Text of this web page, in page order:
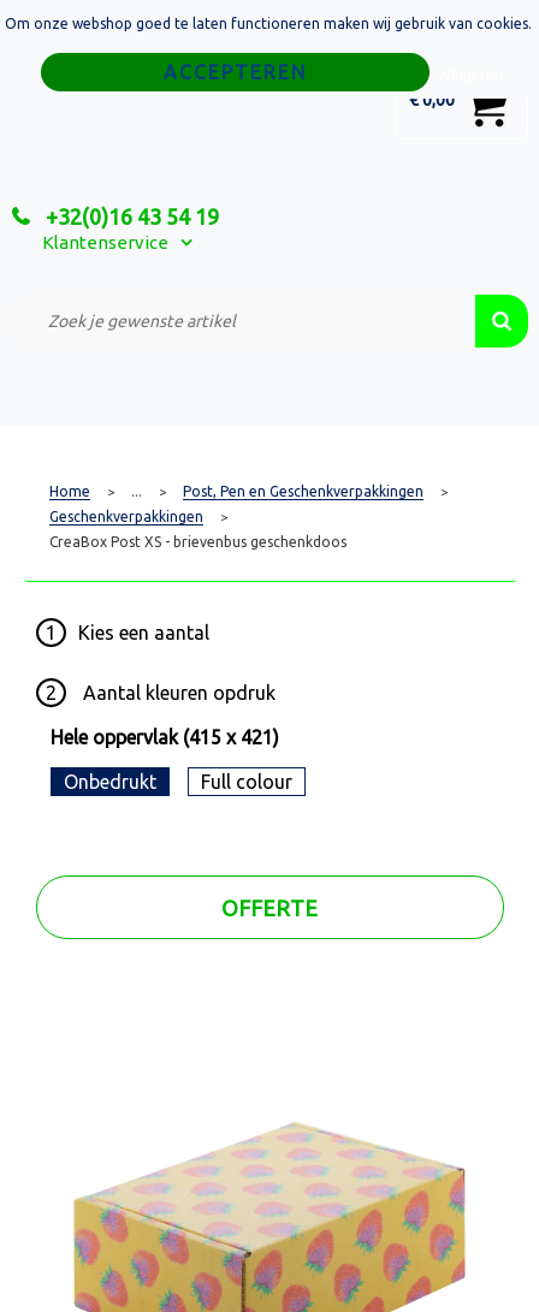
€ 0,00
+32(0)16 43 54 19
Klantenservice
Home
Relatiegeschenken
Custom Made Projecten
Home > ... > Post, Pen en Geschenkverpakkingen >
Geschenkverpakkingen >
CreaBox Post XS - brievenbus geschenkdoos
1 Kies een aantal
2 Aantal kleuren opdruk
Hele oppervlak (415 x 421)
Onbedrukt Full colour
OFFERTE
Om onze webshop goed te laten functioneren maken wij gebruik van cookies.